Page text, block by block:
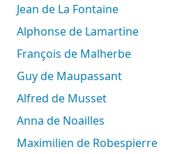
Jean de La Fontaine
Alphonse de Lamartine
François de Malherbe
Guy de Maupassant
Alfred de Musset
Anna de Noailles
Maximilien de Robespierre